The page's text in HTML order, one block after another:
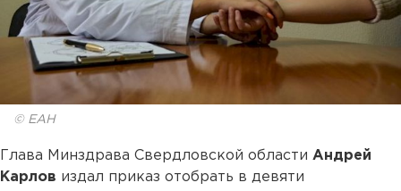
© ЕАН
Глава Минздрава Свердловской области Андрей
Карлов издал приказ отобрать в девяти